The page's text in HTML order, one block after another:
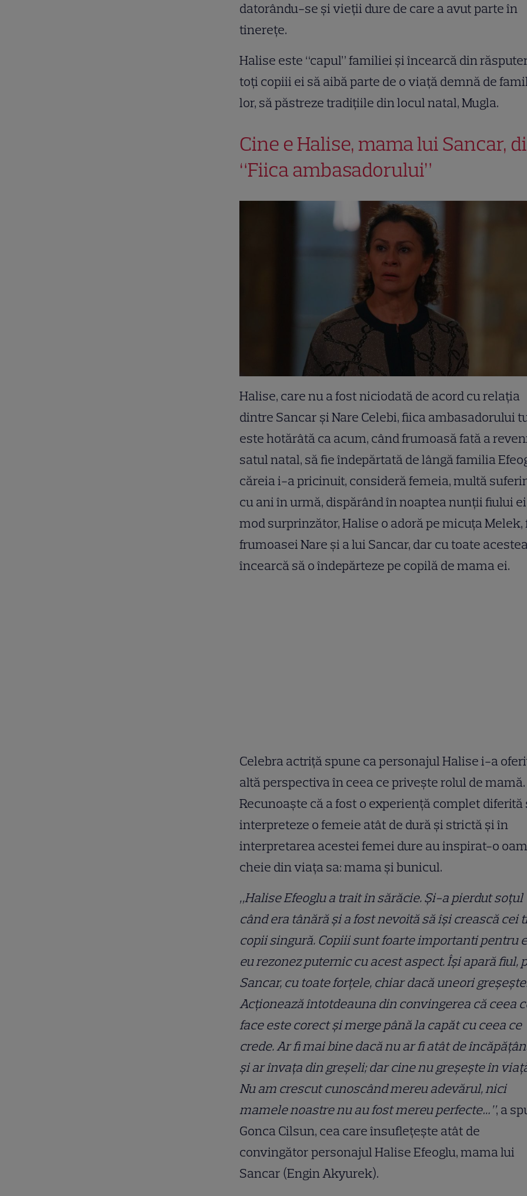
datorându-se și vieții dure de care a avut parte în
tinerețe.
Halise este “capul” familiei și încearcă din
toți copiii ei să aibă parte de o viață demnă de
lor, să păstreze tradițiile din locul natal, Mugla.
Cine e Halise, mama lui Sancar,
“Fiica ambasadorului”
Halise, care nu a fost niciodată de acord cu relația
dintre Sancar și Nare Celebi, fiica ambasadorului
este hotărâtă ca acum, când frumoasă fată a
satul natal, să fie îndepărtată de lângă familia
căreia i-a pricinuit, consideră femeia, multă
cu ani în urmă, dispărând în noaptea nunții fiului
mod surprinzător, Halise o adoră pe micuța Melek,
frumoasei Nare și a lui Sancar, dar cu toate
încearcă să o îndepărteze pe copilă de mama ei.
Celebra actriță spune ca personajul Halise i-a
altă perspectiva în ceea ce privește rolul de mamă.
Recunoaște că a fost o experiență complet diferită
interpreteze o femeie atât de dură și strictă și în
interpretarea acestei femei dure au inspirat-o
cheie din viața sa: mama și bunicul.
„Halise Efeoglu a trait în sărăcie. Și-a pierdut soțul
când era tânără și a fost nevoită să își crească cei
copii singură. Copiii sunt foarte importanti pentru
eu rezonez puternic cu acest aspect. Își apară fiul,
Sancar, cu toate forțele, chiar dacă uneori
Acționează întotdeauna din convingerea că ceea
face este corect și merge până la capăt cu ceea ce
crede. Ar fi mai bine dacă nu ar fi atât de
și ar învața din greșeli; dar cine nu greșește în
Nu am crescut cunoscând mereu adevărul, nici
mamele noastre nu au fost mereu perfecte…”, a
Gonca Cilsun, cea care însuflețește atât de
convingător personajul Halise Efeoglu, mama lui
Sancar (Engin Akyurek).